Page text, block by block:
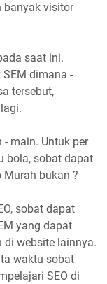
banyak visitor
saat ini.
dimana -
tersebut,
main. Untuk per
bola, sobat dapat
Murah bukan ?
sobat dapat
yang dapat
website lainnya.
waktu sobat
SEO di